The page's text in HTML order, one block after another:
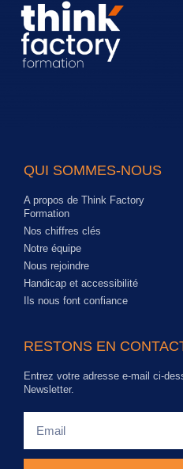
QUI SOMMES-NOUS
A propos de Think Factory
Formation
Nos chiffres clés
Notre équipe
Nous rejoindre
Handicap et accessibilité
Ils nous font confiance
RESTONS EN
Entrez votre adresse e-mail ci-
Newsletter.